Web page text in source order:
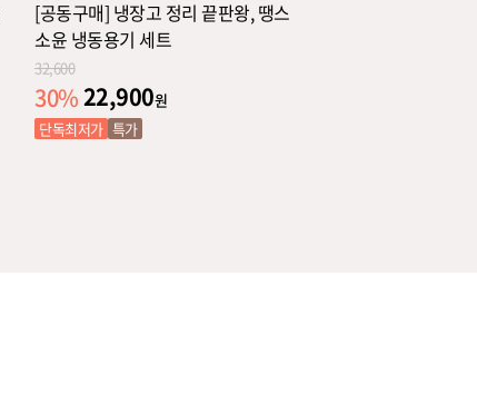
[공동구매] 냉장고 정리 끝판왕, 땡스
소윤 냉동용기 세트
32,600
30%22,900원
단독최저가 특가